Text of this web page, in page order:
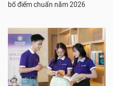
bố điểm chuẩn năm 2026